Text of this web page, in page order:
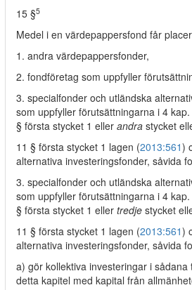
15 §5
Medel i en värdepappersfond får
1. andra värdepappersfonder,
2. fondföretag som uppfyller
3. specialfonder och utländska
som uppfyller förutsättningarna i 4
§ första stycket 1 eller andra stycket
11 § första stycket 1 lagen (2013:561)
alternativa investeringsfonder, såvida
3. specialfonder och utländska
som uppfyller förutsättningarna i 4
§ första stycket 1 eller tredje stycket
11 § första stycket 1 lagen (2013:561)
alternativa investeringsfonder, såvida
a) gör kollektiva investeringar i
detta kapitel med kapital från